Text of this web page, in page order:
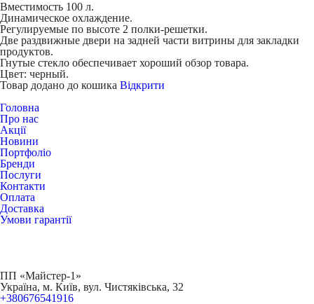
Вместимость 100 л.
Динамическое охлаждение.
Регулируемые по высоте 2 полки-решетки.
Две раздвижные двери на задней части витрины для закладки
продуктов.
Гнутые стекло обеспечивает хороший обзор товара.
Цвет: черный.
Товар додано до кошика Відкрити
Головна
Про нас
Акції
Новини
Портфоліо
Бренди
Послуги
Контакти
Оплата
Доставка
Умови гарантії
ПП «Майстер-1»
Українa, м. Київ, вул. Чистяківська, 32
+380676541916